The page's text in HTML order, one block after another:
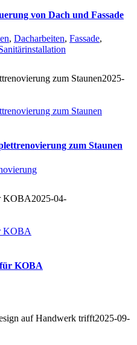
von Dach und Fassade
, Dacharbeiten, Fassade,
zum Staunen2025-
zum Staunen
zum Staunen
KOBA2025-04-
KOBA
KOBA
auf Handwerk trifft2025-09-